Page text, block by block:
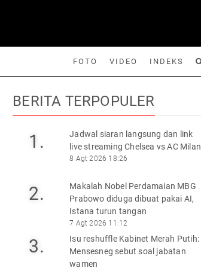
FOTO VIDEO INDEKS
Foto
BERITA TERPOPULER
1.
Jadwal siaran langsung dan link
live streaming Chelsea vs AC Milan
8 Agt 2026 18:26
2.
Makalah Nobel Perdamaian MBG
Prabowo diduga dibuat pakai AI,
Istana turun tangan
7 Agt 2026 11:12
3.
Isu reshuffle Kabinet Merah Putih:
Mensesneg sebut soal jabatan
wamen